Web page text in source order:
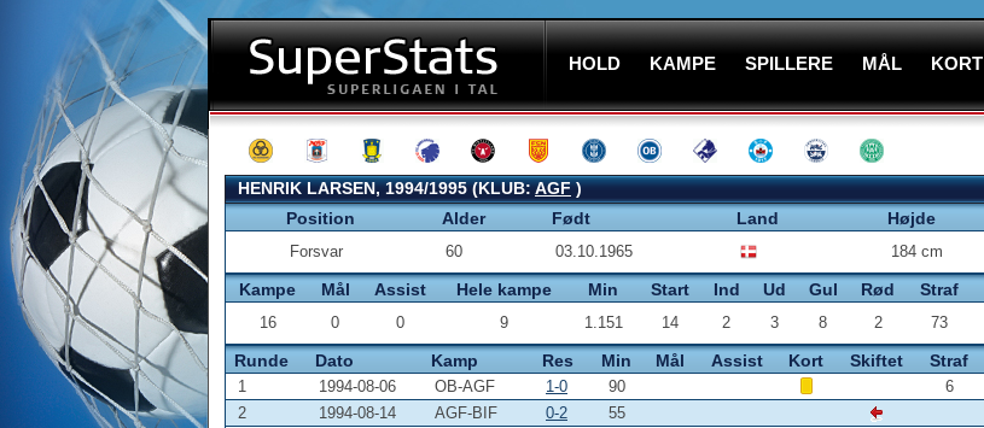
HOLD KAMPE SPILLERE MÅL KORT
HENRIK LARSEN, 1994/1995 (KLUB:AGF)
Position
Alder Født Land Højde
Forsvar 60 03.10.1965 184 cm
Kampe Mål Assist Hele kampe Min Start Ind Ud Gul Rød Straf
16 0 0 9 1.151 14 2 3 8 2 73
Runde Dato Kamp Res Min Mål Assist Kort Skiftet Straf
1 1994-08-06 OB-AGF 1-0 90
6
2
1994-08-14 AGF-BIF 0-2
55